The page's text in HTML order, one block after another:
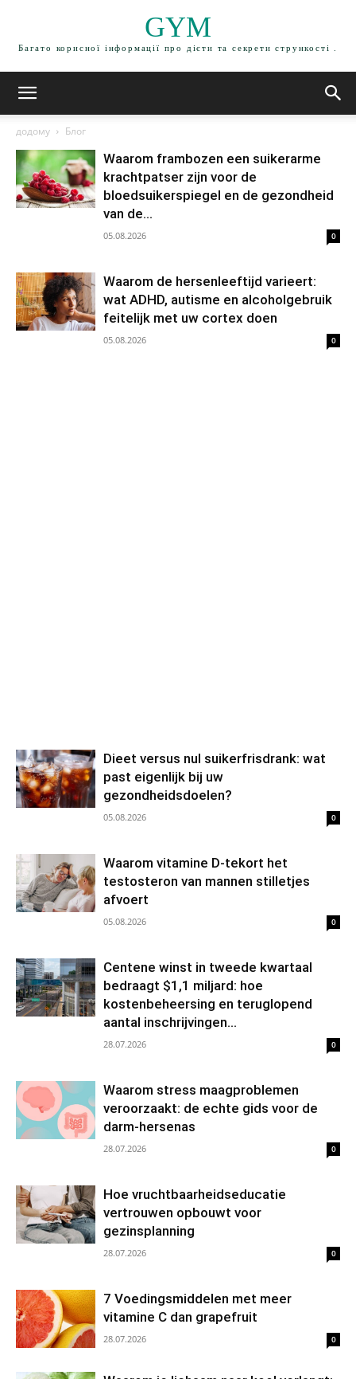
GYM
Багато корисної інформації про дієти та секрети стрункості .
додому Блог
Waarom frambozen een suikerarme
krachtpatser zijn voor de
bloedsuikerspiegel en de gezondheid
van de...
05.08.2026 0
Waarom de hersenleeftijd varieert:
wat ADHD, autisme en alcoholgebruik
feitelijk met uw cortex doen
05.08.2026 0
Dieet versus nul suikerfrisdrank: wat
past eigenlijk bij uw
gezondheidsdoelen?
05.08.2026 0
Waarom vitamine D-tekort het
testosteron van mannen stilletjes
afvoert
05.08.2026 0
Centene winst in tweede kwartaal
bedraagt $1,1 miljard: hoe
kostenbeheersing en teruglopend
aantal inschrijvingen...
28.07.2026 0
Waarom stress maagproblemen
veroorzaakt: de echte gids voor de
darm-hersenas
28.07.2026 0
Hoe vruchtbaarheidseducatie
vertrouwen opbouwt voor
gezinsplanning
28.07.2026 0
7 Voedingsmiddelen met meer
vitamine C dan grapefruit
28.07.2026 0